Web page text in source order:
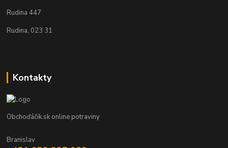
Rudina 447
Rudina, 023 31
Kontakty
Obchoďáčik.sk online potraviny
Branislav